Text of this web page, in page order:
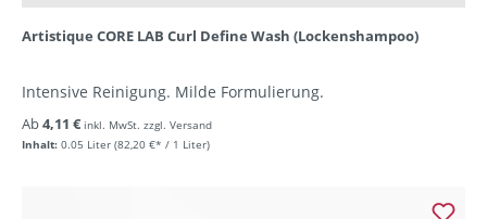
Artistique CORE LAB Curl Define Wash (Lockenshampoo)
Intensive Reinigung. Milde Formulierung.
Inhalt: 0.05 Liter (82,20 €* / 1 Liter)
Ab4,11 € inkl. MwSt. zzgl. Versand